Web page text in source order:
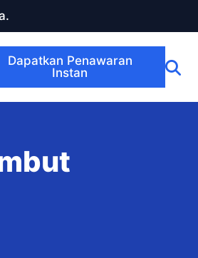
Dapatkan Penawaran
Instan